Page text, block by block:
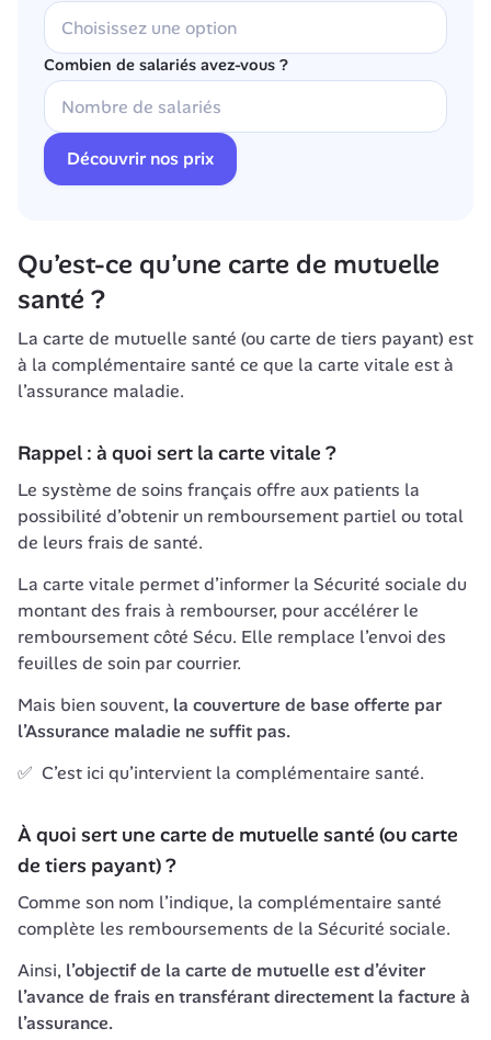
Combien de salariés avez-vous ?
Découvrir nos prix
Qu’est-ce qu’une carte de mutuelle
santé ?
La carte de mutuelle santé (ou carte de tiers payant) est
à la complémentaire santé ce que la carte vitale est à
l’assurance maladie.
Rappel : à quoi sert la carte vitale ?
Le système de soins français offre aux patients la
possibilité d’obtenir un remboursement partiel ou total
La carte vitale permet d’informer la Sécurité sociale du
montant des frais à rembourser, pour accélérer le
remboursement côté Sécu. Elle remplace l’envoi des
Mais bien souvent, la couverture de base offerte par
l’Assurance maladie ne suffit pas.
✅  C’est ici qu’intervient la complémentaire santé.
À quoi sert une carte de mutuelle santé (ou carte
de tiers payant) ?
Comme son nom l’indique, la complémentaire santé
complète les remboursements de la Sécurité sociale.
Ainsi, l’objectif de la carte de mutuelle est d’éviter
l’avance de frais en transférant directement la facture à
l’assurance.